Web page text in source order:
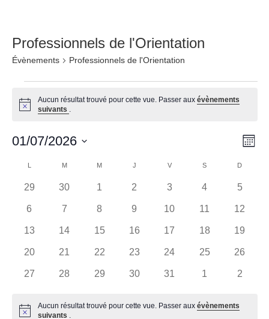
Professionnels de l'Orientation
Évènements Professionnels de l'Orientation
Notice
Aucun résultat trouvé pour cette vue. Passer auxévènements
suivants .
par
Mois
01/07/2026
date.
Calendrier
de
Évènements
L MMARDI MMERCREDI
JJEUDI VVENDREDISSAMEDI D
0
29
0
30
0
1
0
2
0
3
0
4
0
5
0
6
0
7
0
8
0
9
0
10
0
11
0
12
0
13
0
14
0
15
0
16
0
17
0
18
0
19
0
20
0
21
0
22
0
23
0
24
0
25
0
26
0
27
0
28
0
29
0
30
0
31
0
1
0
2
Notice
Aucun résultat trouvé pour cette vue. Passer auxévènements
suivants .